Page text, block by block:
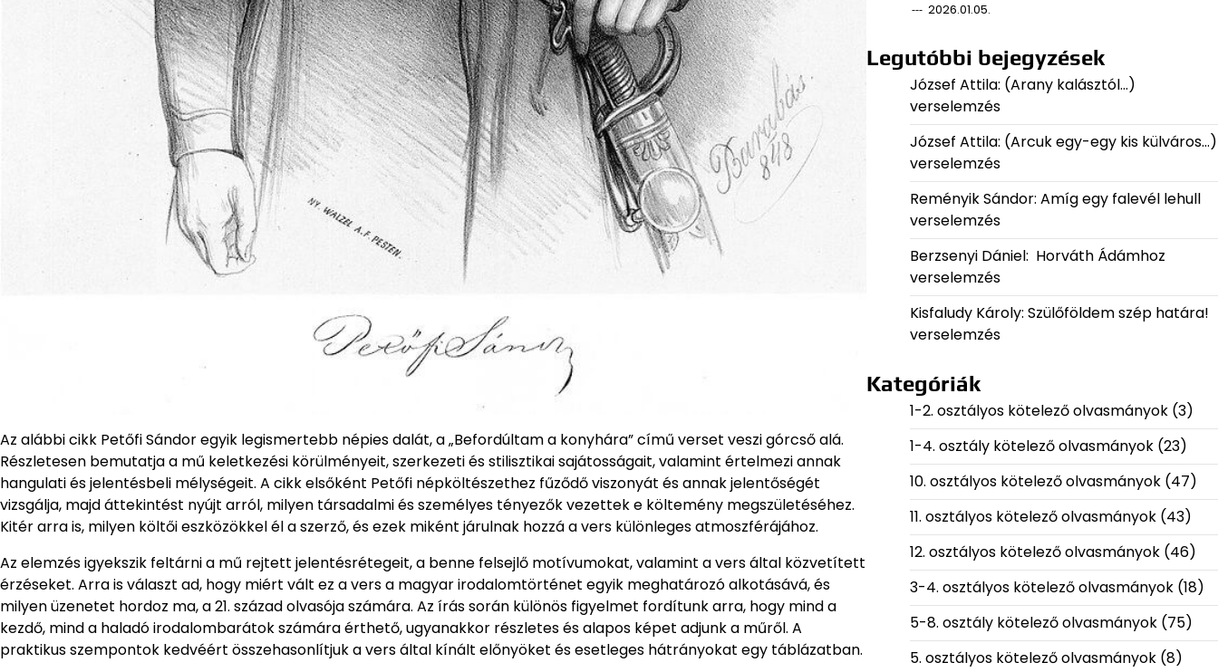
Az alábbi cikk Petőfi Sándor egyik legismertebb népies dalát, a „Befordúltam a konyhára” című verset veszi górcső alá.
Részletesen bemutatja a mű keletkezési körülményeit, szerkezeti és stilisztikai sajátosságait, valamint értelmezi annak
hangulati és jelentésbeli mélységeit. A cikk elsőként Petőfi népköltészethez fűződő viszonyát és annak jelentőségét
vizsgálja, majd áttekintést nyújt arról, milyen társadalmi és személyes tényezők vezettek e költemény megszületéséhez.
Kitér arra is, milyen költői eszközökkel él a szerző, és ezek miként járulnak hozzá a vers különleges atmoszférájához.
Az elemzés igyekszik feltárni a mű rejtett jelentésrétegeit, a benne felsejlő motívumokat, valamint a vers által közvetített
érzéseket. Arra is választ ad, hogy miért vált ez a vers a magyar irodalomtörténet egyik meghatározó alkotásává, és
milyen üzenetet hordoz ma, a 21. század olvasója számára. Az írás során különös figyelmet fordítunk arra, hogy mind a
kezdő, mind a haladó irodalombarátok számára érthető, ugyanakkor részletes és alapos képet adjunk a műről. A
praktikus szempontok kedvéért összehasonlítjuk a vers által kínált előnyöket és esetleges hátrányokat egy táblázatban.
2026.01.05.
Legutóbbi bejegyzések
József Attila: (Arany kalásztól…)
verselemzés
József Attila: (Arcuk egy-egy kis külváros…)
verselemzés
Reményik Sándor: Amíg egy falevél lehull
verselemzés
Berzsenyi Dániel: Horváth Ádámhoz
verselemzés
Kisfaludy Károly: Szülőföldem szép határa!
verselemzés
Kategóriák
1-2. osztályos kötelező olvasmányok(3)
1-4. osztály kötelező olvasmányok(23)
10. osztályos kötelező olvasmányok(47)
11. osztályos kötelező olvasmányok(43)
12. osztályos kötelező olvasmányok(46)
3-4. osztályos kötelező olvasmányok(18)
5-8. osztály kötelező olvasmányok(75)
5. osztályos kötelező olvasmányok(8)